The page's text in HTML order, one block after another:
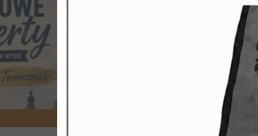
PIĄTEK, 21-08-2026, 20:00